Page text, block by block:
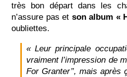
très bon départ dans les
n’assure pas et son album «
oubliettes.
« Leur principale
vraiment l’impression de
For Granter’’, mais après